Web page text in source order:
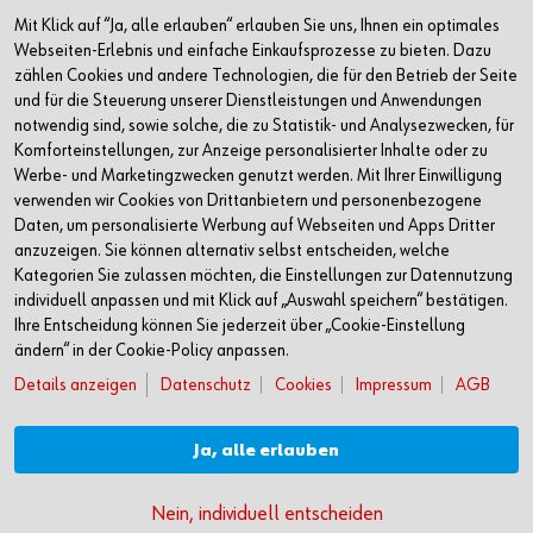
Jetzt bewerben
Per Chat bewerben
+49 7940 15-2400
info@wuerth.com
Verkauf nur an Unternehmer, Gewerbetreibende, Freiberufler und öffentliche
Mit Klick auf “Ja, alle erlauben“ erlauben Sie uns, Ihnen ein optimales
Webseiten-Erlebnis und einfache Einkaufsprozesse zu bieten. Dazu
zählen Cookies und andere Technologien, die für den Betrieb der Seite
und für die Steuerung unserer Dienstleistungen und Anwendungen
notwendig sind, sowie solche, die zu Statistik- und Analysezwecken, für
Komforteinstellungen, zur Anzeige personalisierter Inhalte oder zu
Werbe- und Marketingzwecken genutzt werden. Mit Ihrer Einwilligung
verwenden wir Cookies von Drittanbietern und personenbezogene
Daten, um personalisierte Werbung auf Webseiten und Apps Dritter
anzuzeigen. Sie können alternativ selbst entscheiden, welche
Kategorien Sie zulassen möchten, die Einstellungen zur Datennutzung
individuell anpassen und mit Klick auf „Auswahl speichern“ bestätigen.
Ihre Entscheidung können Sie jederzeit über „Cookie-Einstellung
ändern“ in der Cookie-Policy anpassen.
Details anzeigen
Datenschutz Cookies Impressum AGB
Ja, alle erlauben
Nein, individuell entscheiden